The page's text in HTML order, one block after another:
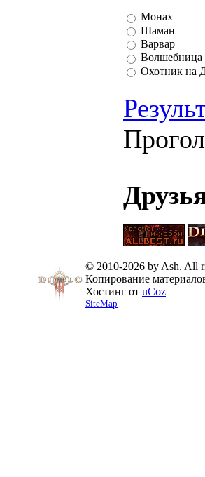
Монах
Шаман
Варвар
Волшебница
Охотник на
© 2010-2026 by Ash. All
Копирование
Хостинг от uCoz
SiteMap